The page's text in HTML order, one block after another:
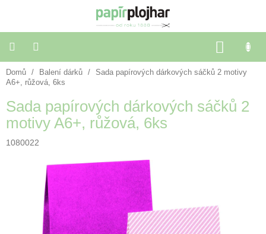
KOŠÍK
Balení
dárků
Dekorace
a
doplňky
Domů / Balení dárků /
Sada papírových dárkových sáčků 2 motivy
A6+, růžová, 6ks
Sada papírových dárkových sáčků 2
motivy A6+, růžová, 6ks
1080022